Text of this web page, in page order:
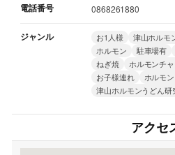
電話番号 0868261880
ジャンル お1人様 津山ホルモ
ホルモン
駐車場有
ねぎ焼
ホルモンチ
お子様連れ
ホルモ
津山ホルモンうどん研
アクセ